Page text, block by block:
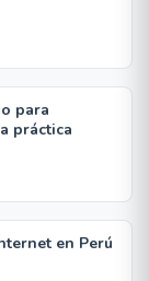
para
práctica
en Perú